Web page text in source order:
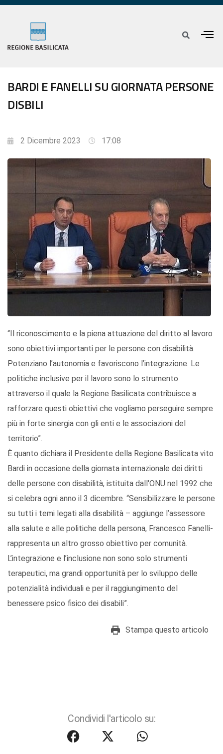
BARDI E FANELLI SU GIORNATA PERSONE
DISBILI
2 Dicembre 2023 17:08
“Il riconoscimento e la piena attuazione del diritto al lavoro
sono obiettivi importanti per le persone con disabilità.
Potenziano l’autonomia e favoriscono l’integrazione. Le
politiche inclusive per il lavoro sono lo strumento
attraverso il quale la Regione Basilicata contribuisce a
rafforzare questi obiettivi che vogliamo perseguire sempre
più in forte sinergia con gli enti e le associazioni del
territorio”.
È quanto dichiara il Presidente della Regione Basilicata vito
Bardi in occasione della giornata internazionale dei diritti
delle persone con disabilità, istituita dall'ONU nel 1992 che
si celebra ogni anno il 3 dicembre. “Sensibilizzare le persone
su tutti i temi legati alla disabilità – aggiunge l’assessore
alla salute e alle politiche della persona, Francesco Fanelli-
rappresenta un altro grosso obiettivo per comunità.
L’integrazione e l’inclusione non sono solo strumenti
terapeutici, ma grandi opportunità per lo sviluppo delle
potenzialità individuali e per il raggiungimento del
benessere psico fisico dei disabili”.
Stampa questo articolo
Condividi l'articolo su: